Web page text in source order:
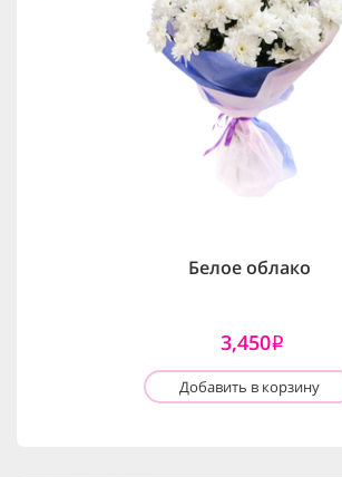
Белое облако
3,450i
Добавить в корзину